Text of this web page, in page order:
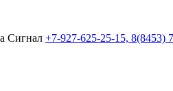
Сигнал +7-927-625-25-15, 8(8453)